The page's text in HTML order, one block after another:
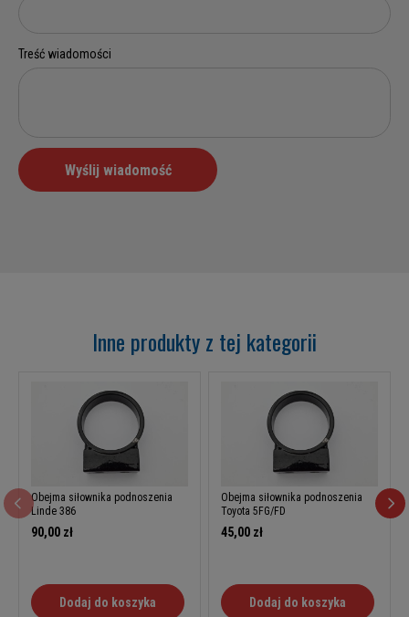
Inne produkty z tej kategorii
Obejma siłownika podnoszenia
Linde 386
90,00 zł
Dodaj do koszyka
Obejma siłownika podnoszenia
Toyota 5FG/FD
45,00 zł
Dodaj do koszyka